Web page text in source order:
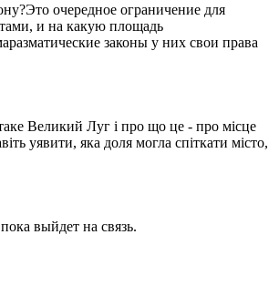
очередное ограничение для
и на какую площадь
законы у них свои права
Великий Луг і про що це - про місце
уявити, яка доля могла спіткати місто,
выйдет на связь.